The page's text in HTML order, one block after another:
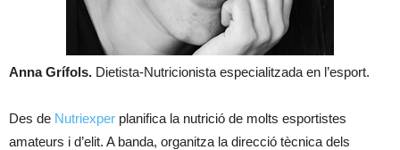
Anna Grífols. Dietista-Nutricionista especialitzada en l’esport.
Des de Nutriexper planifica la nutrició de molts esportistes
amateurs i d’elit. A banda, organitza la direcció tècnica dels